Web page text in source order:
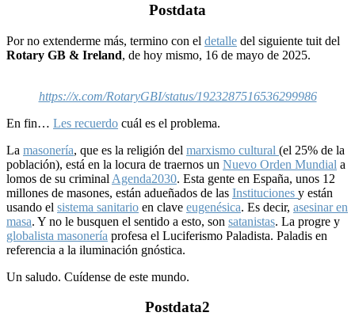
Postdata
Por no extenderme más, termino con el detalle del siguiente tuit del
Rotary GB & Ireland, de hoy mismo, 16 de mayo de 2025.
https://x.com/RotaryGBI/status/1923287516536299986
En fin… Les recuerdo cuál es el problema.
La masonería, que es la religión del marxismo cultural (el 25% de la
población), está en la locura de traernos un Nuevo Orden Mundial a
lomos de su criminal Agenda2030. Esta gente en España, unos 12
millones de masones, están adueñados de las Instituciones y están
usando el sistema sanitario en clave eugenésica. Es decir, asesinar en
masa. Y no le busquen el sentido a esto, son satanistas. La progre y
globalista masonería profesa el Luciferismo Paladista. Paladis en
referencia a la iluminación gnóstica.
Un saludo. Cuídense de este mundo.
Postdata2